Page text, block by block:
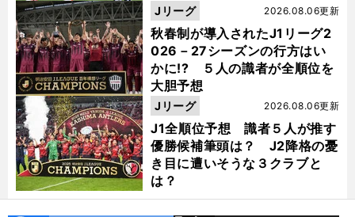
秋春制が導入されたJ1リーグ2
026－27シーズンの行方はい
かに!? ５人の識者が全順位を
大胆予想
2026.08.06更新
Jリーグ
J1全順位予想 識者５人が推す
優勝候補筆頭は？ J2降格の憂
き目に遭いそうな３クラブと
は？
2026.08.06更新
Jリーグ